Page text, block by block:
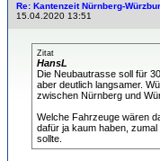
Re: Kantenzeit Nürnberg-
15.04.2020 13:51
Zitat
HansL
Die Neubautrasse soll für
aber deutlich langsamer.
zwischen Nürnberg und
Welche Fahrzeuge wären
dafür ja kaum haben,
sollte.